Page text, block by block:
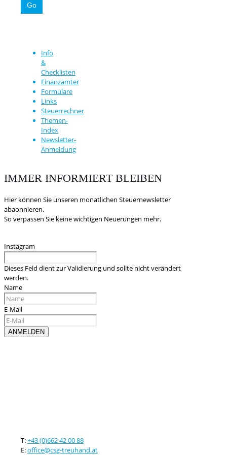
Info
&
Checklisten
Finanzämter
Formulare
Links
Steuerrechner
Themen-
Index
Newsletter-
Anmeldung
IMMER INFORMIERT BLEIBEN
Hier können Sie unseren monatlichen Steuernewsletter
abaonnieren.
So verpassen Sie keine wichtigen Neuerungen mehr.
Instagram
Dieses Feld dient zur Validierung und sollte nicht verändert
werden.
Name
E-Mail
T:+43 (0)662 42 00 88
E:office@csg-treuhand.at